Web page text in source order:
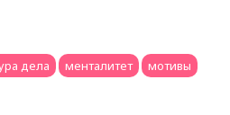
дела менталитет
мотивы